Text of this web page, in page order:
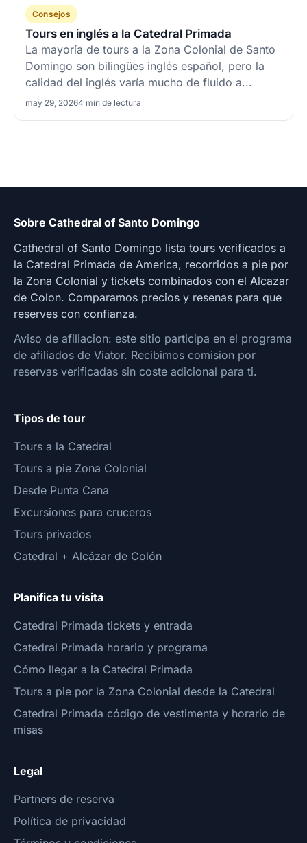
Consejos
Tours en inglés a la Catedral Primada
La mayoría de tours a la Zona Colonial de Santo
Domingo son bilingües inglés español, pero la
calidad del inglés varía mucho de fluido a...
may 29, 20264 min de lectura
Sobre Cathedral of Santo Domingo
Cathedral of Santo Domingo lista tours verificados a
la Catedral Primada de America, recorridos a pie por
la Zona Colonial y tickets combinados con el Alcazar
de Colon. Comparamos precios y resenas para que
reserves con confianza.
Aviso de afiliacion: este sitio participa en el programa
de afiliados de Viator. Recibimos comision por
reservas verificadas sin coste adicional para ti.
Tipos de tour
Tours a la Catedral
Tours a pie Zona Colonial
Desde Punta Cana
Excursiones para cruceros
Tours privados
Catedral + Alcázar de Colón
Planifica tu visita
Catedral Primada tickets y entrada
Catedral Primada horario y programa
Cómo llegar a la Catedral Primada
Tours a pie por la Zona Colonial desde la Catedral
Catedral Primada código de vestimenta y horario de
misas
Legal
Partners de reserva
Política de privacidad